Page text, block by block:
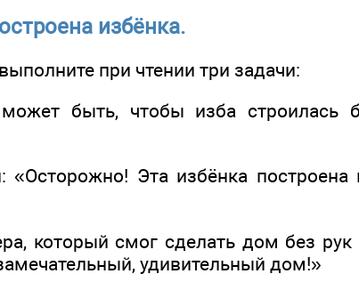
избёнка.
при чтении три задачи:
быть, чтобы изба строилась
«Осторожно! Эта избёнка построена
который смог сделать дом без рук
удивительный дом!»